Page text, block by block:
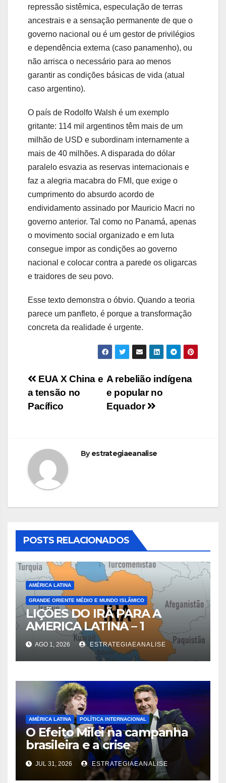
repressão sistêmica, especulação de terras
ancestrais e a sensação permanente de que o
governo nacional ou é um gestor de privilégios
e dependência externa (caso panamenho), ou
não arrisca o necessário para ao menos
garantir as condições básicas de vida (atual
caso argentino).
O país de Rodolfo Walsh é um exemplo
gritante: 114 mil argentinos têm mais de um
milhão de USD e subordinam internamente a
mais de 40 milhões. A disparada do dólar
paralelo esvazia as reservas internacionais e
faz a alegria macabra do FMI, que exige o
cumprimento do absurdo acordo de
endividamento assinado por Mauricio Macri no
governo anterior. Tal como no Panamá, apenas
o movimento social organizado e em luta
consegue impor as condições ao governo
nacional e colocar contra a parede os oligarcas
e traidores de seu povo.
Esse texto demonstra o óbvio. Quando a teoria
parece um panfleto, é porque a transformação
concreta da realidade é urgente.
Navegação
de
A rebelião indígena
e popular no
Equador
EUA X China e
a tensão no
Pacífico
Byestrategiaeanalise
POSTS RELACIONADOS
AMÉRICA LATINA
GRANDE ORIENTE MÉDIO E MUNDO ISLÂMICO
LIÇÕES DO IRÃ PARA A
AMERICA LATINA – 1
AGO 1, 2026 ESTRATEGIAEANALISE
AMÉRICA LATINA POLÍTICA INTERNACIONAL
O Efeito Milei na campanha
brasileira e a crise
diplomática decorrente
JUL 31, 2026 ESTRATEGIAEANALISE